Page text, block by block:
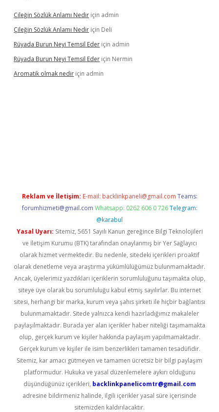
Çileğin Sözlük Anlamı Nedir için admin
Çileğin Sözlük Anlamı Nedir için Deli
Rüyada Burun Neyi Temsil Eder için admin
Rüyada Burun Neyi Temsil Eder için Nermin
Aromatik olmak nedir için admin
Reklam ve İletişim: E-mail: backlinkpaneli@gmail.com Teams:
forumhizmeti@gmail.com Whatsapp: 0262 606 0 726 Telegram:
@karabul
Yasal Uyarı: Sitemiz, 5651 Sayılı Kanun gereğince Bilgi Teknolojileri
ve İletişim Kurumu (BTK) tarafından onaylanmış bir Yer Sağlayıcı
olarak hizmet vermektedir. Bu nedenle, sitedeki içerikleri proaktif
olarak denetleme veya araştırma yükümlülüğümüz bulunmamaktadır.
Ancak, üyelerimiz yazdıkları içeriklerin sorumluluğunu taşımakta olup,
siteye üye olarak bu sorumluluğu kabul etmiş sayılırlar. Bu internet
sitesi, herhangi bir marka, kurum veya şahıs şirketi ile hiçbir bağlantısı
bulunmamaktadır. Sitede yalnızca kendi hazırladığımız makaleler
paylaşılmaktadır. Burada yer alan içerikler haber niteliği taşımamakta
olup, gerçek kurum ve kişiler hakkında paylaşım yapılmamaktadır.
Gerçek kurum ve kişiler ile isim benzerlikleri tamamen tesadüfidir.
Sitemiz, kar amacı gütmeyen ve tamamen ücretsiz bir bilgi paylaşım
platformudur. Hukuka ve yasal düzenlemelere aykırı olduğunu
düşündüğünüz içerikleri, backlinkpanelicomtr@gmail.com
adresine bildirmeniz halinde, ilgili içerikler yasal süre içerisinde
sitemizden kaldırılacaktır.